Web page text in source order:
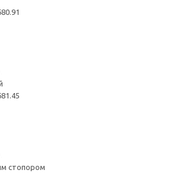
стопором